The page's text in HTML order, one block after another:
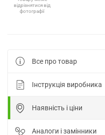
відрізнятися від
фотографії
Все про товар
Інструкція виробника
Наявність і ціни
Аналоги і замінники